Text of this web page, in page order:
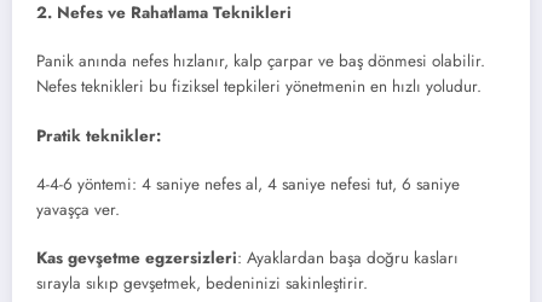
2. Nefes ve Rahatlama Teknikleri
Panik anında nefes hızlanır, kalp çarpar ve baş dönmesi olabilir.
Nefes teknikleri bu fiziksel tepkileri yönetmenin en hızlı yoludur.
Pratik teknikler:
4-4-6 yöntemi: 4 saniye nefes al, 4 saniye nefesi tut, 6 saniye
yavaşça ver.
Kas gevşetme egzersizleri: Ayaklardan başa doğru kasları
sırayla sıkıp gevşetmek, bedeninizi sakinleştirir.